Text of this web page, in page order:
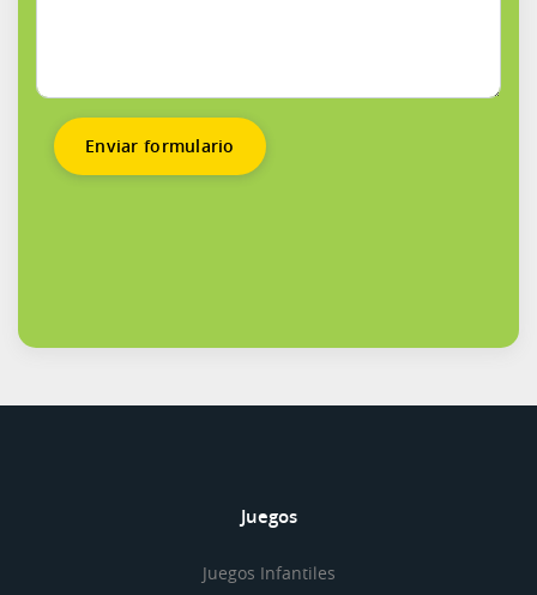
Enviar formulario
Juegos
Juegos Infantiles